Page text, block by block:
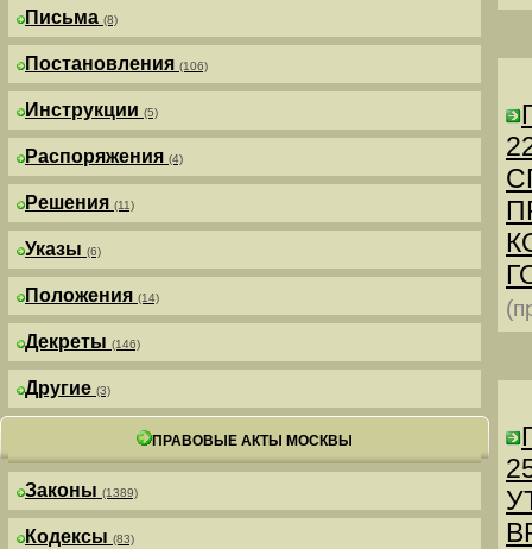
Письма (8)
Постановления (106)
Инструкции (5)
Распоряжения (4)
Решения (11)
Указы (6)
Положения (14)
Декреты (146)
Другие (3)
ПРАВОВЫЕ АКТЫ МОСКВЫ
Законы (1389)
Кодексы (83)